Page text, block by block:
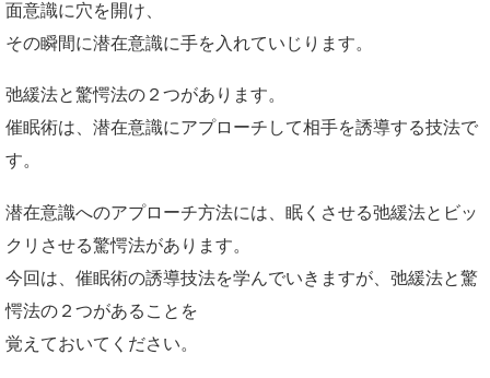
面意識に穴を開け、
その瞬間に潜在意識に手を入れていじります。
弛緩法と驚愕法の２つがあります。
催眠術は、潜在意識にアプローチして相手を誘導する技法で
す。
潜在意識へのアプローチ方法には、眠くさせる弛緩法とビッ
クリさせる驚愕法があります。
今回は、催眠術の誘導技法を学んでいきますが、弛緩法と驚
愕法の２つがあることを
覚えておいてください。